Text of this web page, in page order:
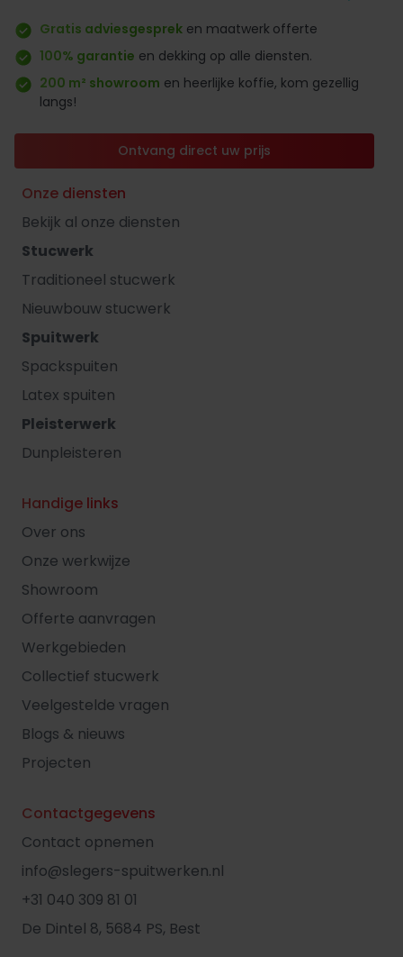
Gratis adviesgesprek en maatwerk offerte
100% garantie en dekking op alle diensten.
200 m² showroom en heerlijke koffie, kom gezellig
langs!
Ontvang direct uw prijs
Onze diensten
Bekijk al onze diensten
Stucwerk
Traditioneel stucwerk
Nieuwbouw stucwerk
Spuitwerk
Spackspuiten
Latex spuiten
Pleisterwerk
Dunpleisteren
Handige links
Over ons
Onze werkwijze
Showroom
Offerte aanvragen
Werkgebieden
Collectief stucwerk
Veelgestelde vragen
Blogs & nieuws
Projecten
Contactgegevens
Contact opnemen
info@slegers-spuitwerken.nl
+31 040 309 81 01
De Dintel 8, 5684 PS, Best